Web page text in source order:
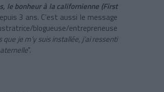
le bonheur à la californienne (First
3 ans. C’est aussi le message
blogueuse/entrepreneuse
que je m’y suis installée, j’ai ressenti
".